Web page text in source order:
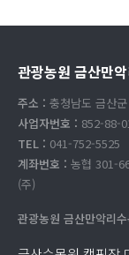
관광농원 금산만
주소 : 충청남도 금산
사업자번호 : 852-88-
TEL : 041-752-5525
계좌번호 : 농협 301-
(주)
관광농원 금산만악리